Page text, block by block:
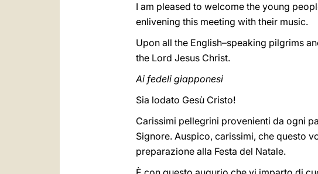
I am pleased to welcome the young
enlivening this meeting with their music.
Upon all the English–speaking pilgrims
the Lord Jesus Christ.
Ai fedeli giapponesi
Sia lodato Gesù Cristo!
Carissimi pellegrini provenienti da ogni
Signore. Auspico, carissimi, che questo
preparazione alla Festa del Natale.